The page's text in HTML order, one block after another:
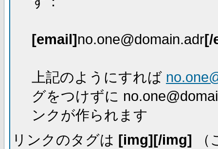
[email]no.one@domain.adr[/
上記のようにすれば
グをつけずに
ンクが作られます
リンクのタグは [img][/img] （